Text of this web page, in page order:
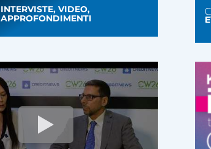
INTERVISTE, VIDEO,
APPROFONDIMENTI